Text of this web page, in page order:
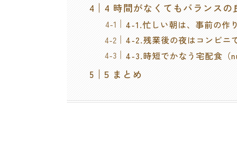
4 時間がなくてもバランスの
4-1.忙しい朝は、事前の作
4-2.残業後の夜はコンビニ
4-3.時短でかなう宅配食（
5 まとめ